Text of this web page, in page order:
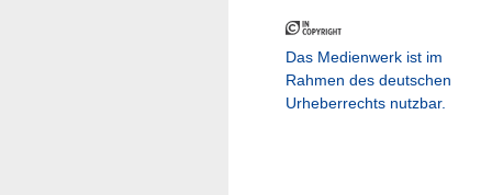
Das Medienwerk ist im
Rahmen des deutschen
Urheberrechts nutzbar.